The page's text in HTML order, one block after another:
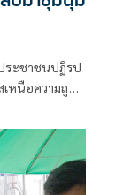
ระชาชนปฏิรป
หนือความถูก